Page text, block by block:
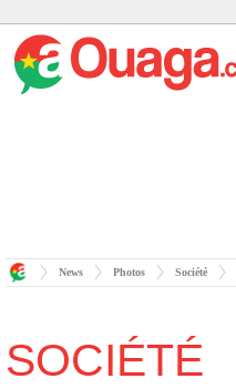
News Photos Société
SOCIÉTÉ